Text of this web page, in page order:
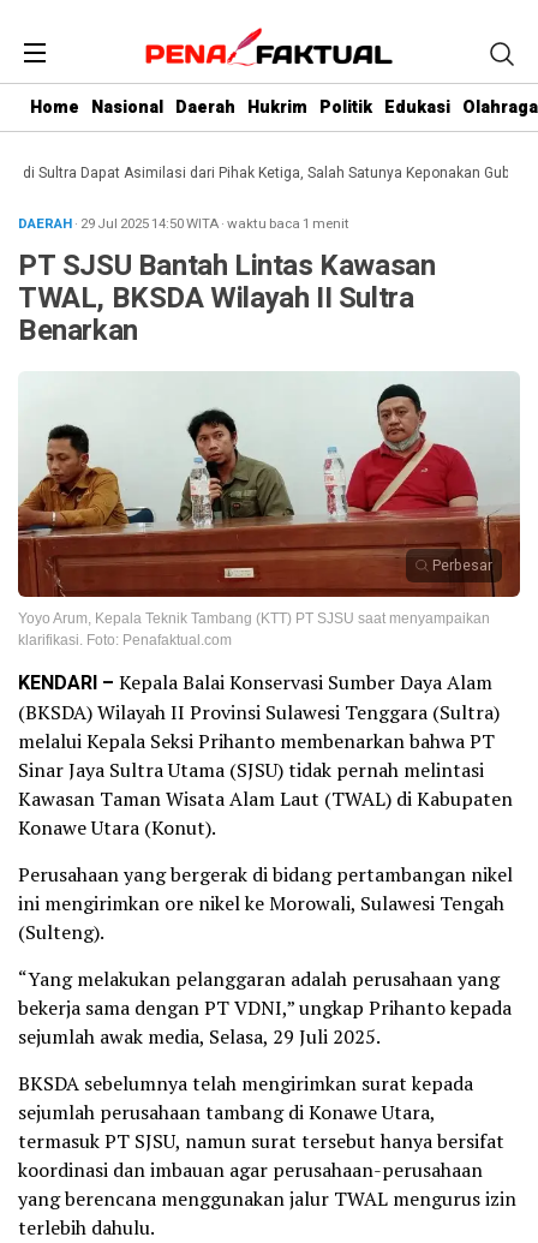
Home Nasional Daerah Hukrim Politik Edukasi Olahraga
Dapat Asimilasi dari Pihak Ketiga, Salah Satunya Keponakan Gubernur
DAERAH· 29 Jul 202514:50WITA·waktu baca 1 menit
PT SJSU Bantah Lintas Kawasan
TWAL, BKSDA Wilayah II Sultra
Benarkan
Perbesar
Yoyo Arum, Kepala Teknik Tambang (KTT) PT SJSU saat menyampaikan
klarifikasi. Foto: Penafaktual.com
KENDARI – Kepala Balai Konservasi Sumber Daya Alam
(BKSDA) Wilayah II Provinsi Sulawesi Tenggara (Sultra)
melalui Kepala Seksi Prihanto membenarkan bahwa PT
Sinar Jaya Sultra Utama (SJSU) tidak pernah melintasi
Kawasan Taman Wisata Alam Laut (TWAL) di Kabupaten
Konawe Utara (Konut).
Perusahaan yang bergerak di bidang pertambangan nikel
ini mengirimkan ore nikel ke Morowali, Sulawesi Tengah
(Sulteng).
“Yang melakukan pelanggaran adalah perusahaan yang
bekerja sama dengan PT VDNI,” ungkap Prihanto kepada
sejumlah awak media, Selasa, 29 Juli 2025.
BKSDA sebelumnya telah mengirimkan surat kepada
sejumlah perusahaan tambang di Konawe Utara,
termasuk PT SJSU, namun surat tersebut hanya bersifat
koordinasi dan imbauan agar perusahaan-perusahaan
yang berencana menggunakan jalur TWAL mengurus izin
terlebih dahulu.